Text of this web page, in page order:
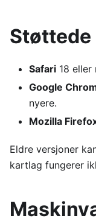
Safari 18 eller
Google
nyere.
Mozilla
Eldre versjoner
kartlag fungerer